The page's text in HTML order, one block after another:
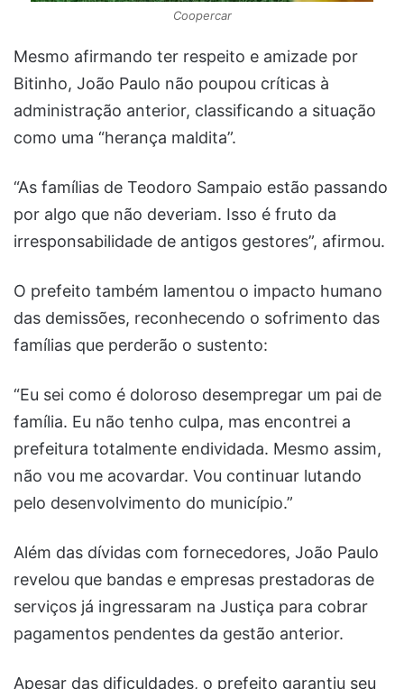
Coopercar
Mesmo afirmando ter respeito e amizade por
Bitinho, João Paulo não poupou críticas à
administração anterior, classificando a situação
como uma “herança maldita”.
“As famílias de Teodoro Sampaio estão passando
por algo que não deveriam. Isso é fruto da
irresponsabilidade de antigos gestores”, afirmou.
O prefeito também lamentou o impacto humano
das demissões, reconhecendo o sofrimento das
famílias que perderão o sustento:
“Eu sei como é doloroso desempregar um pai de
família. Eu não tenho culpa, mas encontrei a
prefeitura totalmente endividada. Mesmo assim,
não vou me acovardar. Vou continuar lutando
pelo desenvolvimento do município.”
Além das dívidas com fornecedores, João Paulo
revelou que bandas e empresas prestadoras de
serviços já ingressaram na Justiça para cobrar
pagamentos pendentes da gestão anterior.
Apesar das dificuldades, o prefeito garantiu seu